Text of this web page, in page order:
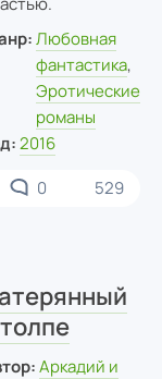
Любовная
фантастика,
Эротические
романы
2016
0 529
Аркадий и